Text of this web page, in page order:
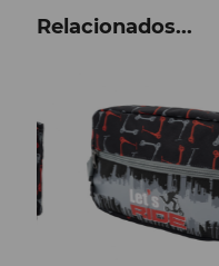
Relacionados...